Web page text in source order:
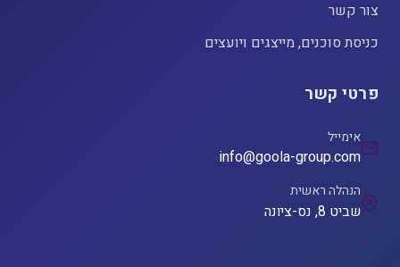
צור קשר
כניסת סוכנים, מייצגים ויועצים
פרטי קשר
אימייל
info@goola-group.com
הנהלה ראשית
שביט 8, נס-ציונה